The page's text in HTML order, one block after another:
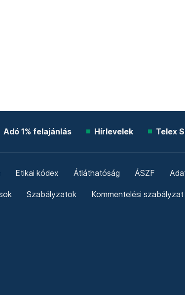
Adó 1% felajánlás Hírlevelek Telex
Etikai kódex Átláthatóság ÁSZF
Szabályzatok Kommentelési szabályzat